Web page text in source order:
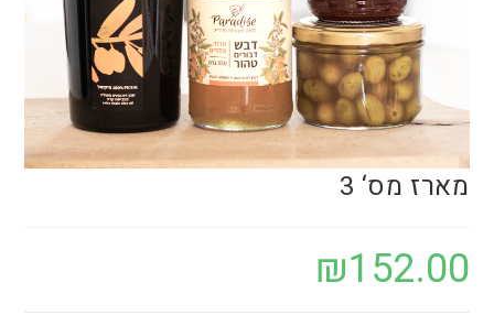
מארז מס‘ 3
₪152.00